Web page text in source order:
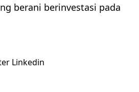
berani berinvestasi pada
Linkedin